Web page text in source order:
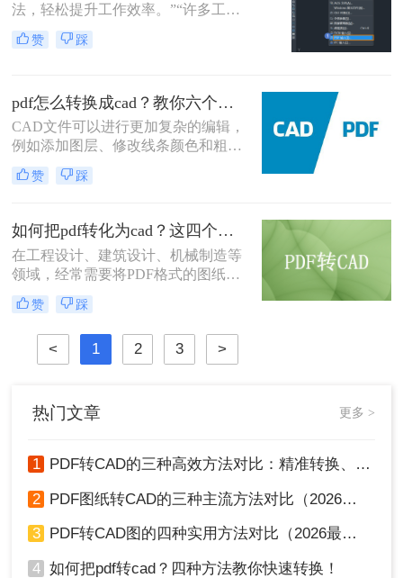
法，轻松提升工作效率。”“许多工程
师和设计师都在问：‘PDF怎么转换成
CAD图纸？’ 其实，通过几种高效方
赞 踩
pdf怎么转换成cad？教你六个方法
CAD文件可以进行更加复杂的编辑，
例如添加图层、修改线条颜色和粗细
等，而PDF文件则只能进行简单的编
辑操作。CAD软件中还可以添加文字
大大提高了设计的灵活性和精度。下
面给大家分享几种能够将PDF文件转
换成CAD图纸的方法，一起来学习下
pdf怎么转换成cad吧。
赞 踩
如何把pdf转化为cad？这四个方法帮你搞定！
在工程设计、建筑设计、机械制造等
领域，经常需要将PDF格式的图纸转
换为CAD格式，以便进行进一步的编
辑、修改和优化。由于PDF文件主要
是为了保持文档的格式和布局而设计
的，并不直接支持CAD的矢量图形编
辑功能，因此转换过程需要借助特定
cad呢？本文将介绍四种将PDF转化为
CAD图纸的方法，帮助用户根据自己
赞 踩
< 1 2 3 >
热门文章 更多 >
1 PDF转CAD的三种高效方法对比：精准转换、可编辑、保图层！
2 PDF图纸转CAD的三种主流方法对比（2026实用版）：选对工具效率翻倍！
3 PDF转CAD图的四种实用方法对比（2026最新版）：按需选择，效率至上！
4 如何把pdf转cad？四种方法教你快速转换！